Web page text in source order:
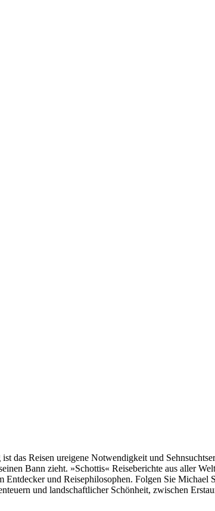
Reisen ureigene Notwendigkeit und
Bann zieht. »Schottis« Reiseberichte aus aller
und Reisephilosophen. Folgen Sie
und landschaftlicher Schönheit, zwischen